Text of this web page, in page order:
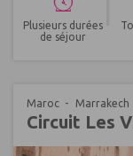
Plusieurs durées
de séjour
Maroc Marrakech
Circuit Les